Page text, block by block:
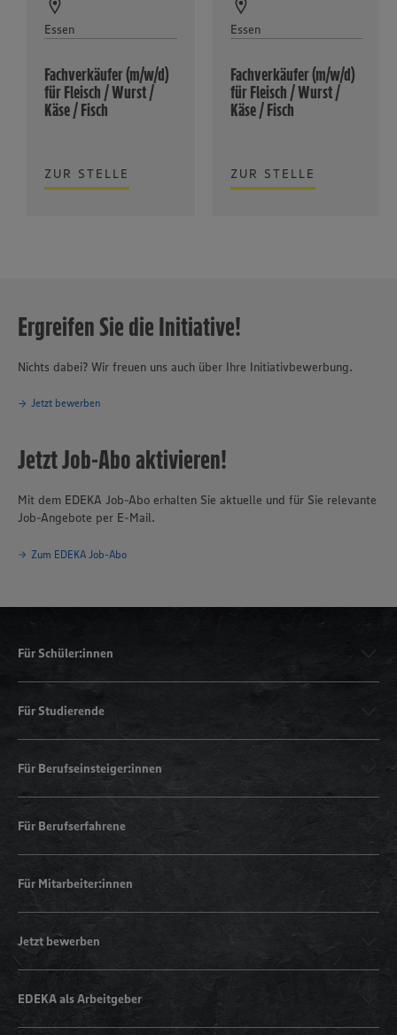
Essen
Fachverkäufer (m/w/d)
für Fleisch / Wurst /
Käse / Fisch
ZUR STELLE
Essen
Fachverkäufer (m/w/d)
für Fleisch / Wurst /
Käse / Fisch
ZUR STELLE
Ergreifen Sie die Initiative!
Nichts dabei? Wir freuen uns auch über Ihre Initiativbewerbung.
Jetzt bewerben
Jetzt Job-Abo aktivieren!
Mit dem EDEKA Job-Abo erhalten Sie aktuelle und für Sie relevante
Job-Angebote per E-Mail.
Zum EDEKA Job-Abo
Für Schüler:innen
Für Studierende
Für Berufseinsteiger:innen
Für Berufserfahrene
Für Mitarbeiter:innen
Jetzt bewerben
EDEKA als Arbeitgeber